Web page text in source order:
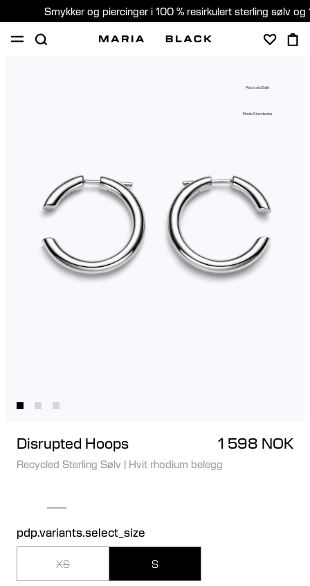
Smykker og piercinger i 100 % resirkulert sterling sølv og
Recycled Sølv
Etiske Standarder
Disrupted Hoops 1 598 NOK
Recycled Sterling Sølv | Hvit rhodium belegg
pdp.variants.select_size
XS S